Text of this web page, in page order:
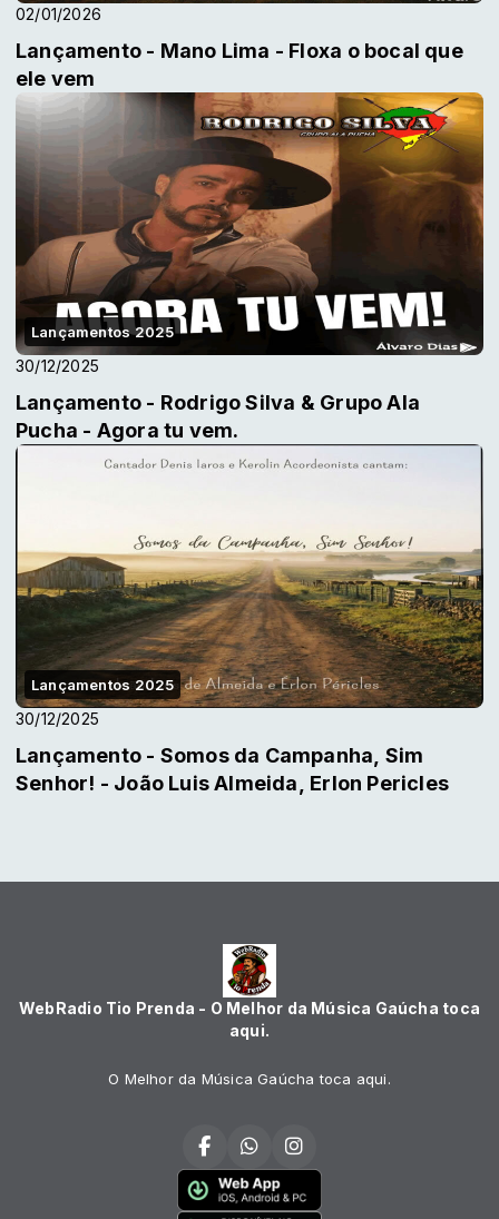
02/01/2026
Lançamento - Mano Lima - Floxa o bocal que
ele vem
Lançamentos 2025
30/12/2025
Lançamento - Rodrigo Silva & Grupo Ala
Pucha - Agora tu vem.
Lançamentos 2025
30/12/2025
Lançamento - Somos da Campanha, Sim
Senhor! - João Luis Almeida, Erlon Pericles
WebRadio Tio Prenda - O Melhor da Música Gaúcha toca
aqui.
O Melhor da Música Gaúcha toca aqui.